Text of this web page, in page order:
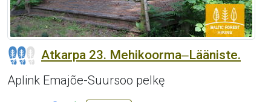
Atkarpa 23. Mehikoorma‒Lääniste.
Aplink Emajõe-Suursoo pelkę